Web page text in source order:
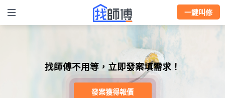
一鍵叫修
找師傅不用等，立即發案填需求！
發案獲得報價